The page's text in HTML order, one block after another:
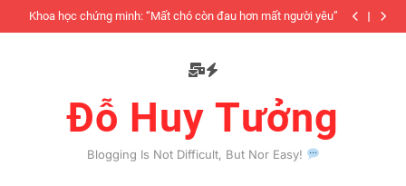
to
Khoa học chứng minh: “Mất chó còn đau hơn mất người yêu”
Đỗ Huy Tưởng
Blogging Is Not Difficult, But Nor Easy!